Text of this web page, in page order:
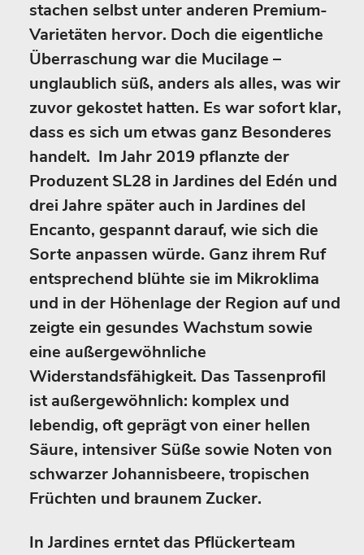
stachen selbst unter anderen Premium-
Varietäten hervor. Doch die eigentliche
Überraschung war die Mucilage –
unglaublich süß, anders als alles, was wir
zuvor gekostet hatten. Es war sofort klar,
dass es sich um etwas ganz Besonderes
handelt. Im Jahr 2019 pflanzte der
Produzent SL28 in Jardines del Edén und
drei Jahre später auch in Jardines del
Encanto, gespannt darauf, wie sich die
Sorte anpassen würde. Ganz ihrem Ruf
entsprechend blühte sie im Mikroklima
und in der Höhenlage der Region auf und
zeigte ein gesundes Wachstum sowie
eine außergewöhnliche
Widerstandsfähigkeit. Das Tassenprofil
ist außergewöhnlich: komplex und
lebendig, oft geprägt von einer hellen
Säure, intensiver Süße sowie Noten von
schwarzer Johannisbeere, tropischen
Früchten und braunem Zucker.
In Jardines erntet das Pflückerteam